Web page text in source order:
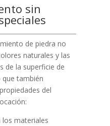
sin
de piedra no
naturales y las
de la superficie de
que también
del
los materiales